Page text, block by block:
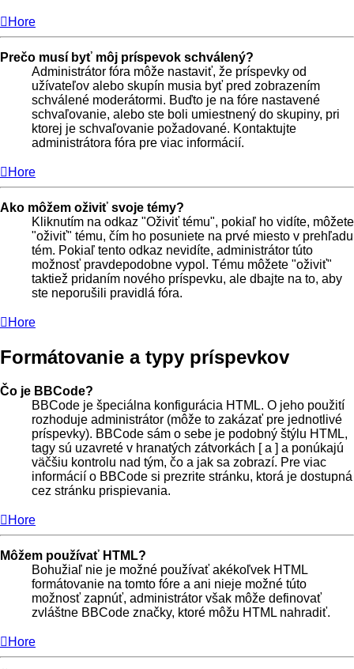
Hore
Prečo musí byť môj príspevok schválený?
Administrátor fóra môže nastaviť, že príspevky od
užívateľov alebo skupín musia byť pred zobrazením
schválené moderátormi. Buďto je na fóre nastavené
schvaľovanie, alebo ste boli umiestnený do skupiny, pri
ktorej je schvaľovanie požadované. Kontaktujte
administrátora fóra pre viac informácií.
Hore
Ako môžem oživiť svoje témy?
Kliknutím na odkaz "Oživiť tému", pokiaľ ho vidíte, môžete
"oživiť" tému, čím ho posuniete na prvé miesto v prehľadu
tém. Pokiaľ tento odkaz nevidíte, administrátor túto
možnosť pravdepodobne vypol. Tému môžete "oživiť"
taktiež pridaním nového príspevku, ale dbajte na to, aby
ste neporušili pravidlá fóra.
Hore
Formátovanie a typy príspevkov
Čo je BBCode?
BBCode je špeciálna konfigurácia HTML. O jeho použití
rozhoduje administrátor (môže to zakázať pre jednotlivé
príspevky). BBCode sám o sebe je podobný štýlu HTML,
tagy sú uzavreté v hranatých zátvorkách [ a ] a ponúkajú
väčšiu kontrolu nad tým, čo a jak sa zobrazí. Pre viac
informácií o BBCode si prezrite stránku, ktorá je dostupná
cez stránku prispievania.
Hore
Môžem používať HTML?
Bohužiaľ nie je možné používať akékoľvek HTML
formátovanie na tomto fóre a ani nieje možné túto
možnosť zapnúť, administrátor však môže definovať
zvláštne BBCode značky, ktoré môžu HTML nahradiť.
Hore